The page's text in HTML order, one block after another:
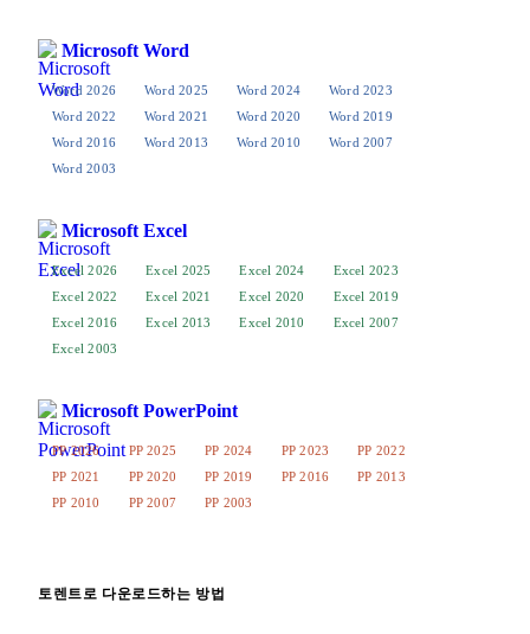
Microsoft Word
Word 2026 Word 2025 Word 2024
Word 2023
Word 2022
Word 2021 Word 2020
Word 2019
Word 2016
Word 2013 Word 2010
Word 2007
Word 2003
Microsoft Excel
Excel 2026 Excel 2025 Excel 2024
Excel 2023
Excel 2022
Excel 2021 Excel 2020
Excel 2019
Excel 2016
Excel 2013 Excel 2010
Excel 2007
Excel 2003
Microsoft PowerPoint
PP 2026 PP 2025 PP 2024 PP 2023
PP 2022
PP 2021
PP 2020 PP 2019 PP 2016
PP 2013
PP 2010
PP 2007 PP 2003
토렌트로 다운로드하는 방법